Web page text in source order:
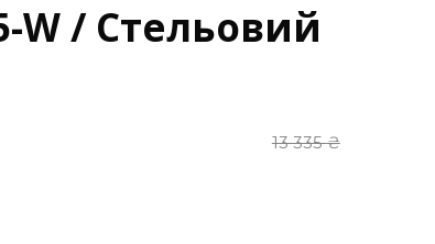
W / Стельовий
13 335₴